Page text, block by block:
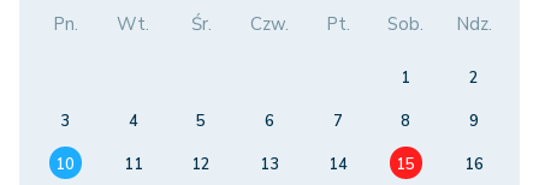
Pn. Wt. Śr. Czw. Pt. Sob. Ndz.
1
2
3
4 5 6 7 8
9
10
11 12 13 14 15
16